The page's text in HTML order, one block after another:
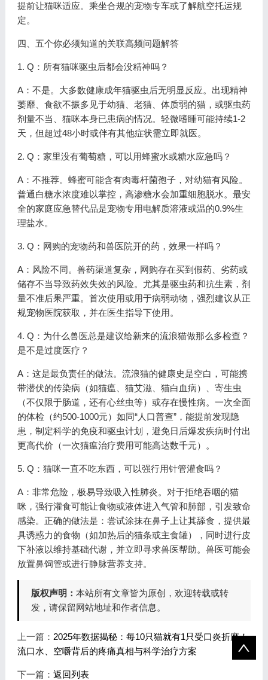
提前让猫咪适应。乘坐合规的宠物专车或了解航空托运规
定。
四、五个你必须知道的关联高频问题解答
1. Q：所有猫咪驱虫后都会没精神吗？
A：不是。大多数健康成年猫驱虫后无明显反应。出现精神
萎靡、食欲不振多见于幼猫、老猫、体质弱的猫，或驱虫药
剂量不当、猫咪本身已患病的情况。轻微嗜睡可能持续1-2
天，但超过48小时或伴有其他症状需立即就医。
2. Q：家里没有葡萄糖，可以用蜂蜜水或糖水应急吗？
A：不推荐。蜂蜜可能含有肉毒杆菌孢子，对幼猫有风险。
普通白糖水浓度难以掌控，高渗糖水会加重细胞脱水。最安
全的家庭应急替代品是宠物专用电解质溶液或温的0.9%生
理盐水。
3. Q：网购的宠物药和兽医院开的药，效果一样吗？
A：风险不同。兽药渠道复杂，网购存在买到假药、劣药或
储存不当导致药效失效的风险。尤其是驱虫药和抗生素，剂
量不准后果严重。首次使用或用于病弱动物，强烈建议从正
规宠物医院获取，并在医生指导下使用。
4. Q：为什么兽医总是建议给新来的流浪猫做那么多检查？
是不是过度医疗？
A：这是最负责任的做法。流浪猫的健康史是空白，可能携
带潜伏的传染病（如猫瘟、猫艾滋、猫白血病）、寄生虫
（不仅限于肠道，还有心丝虫等）或存在慢性病。一次全面
的体检（约500-1000元）如同“人口普查”，能提前发现隐
患，制定科学的免疫和驱虫计划，避免日后爆发疾病时付出
更高代价（一次猫瘟治疗费用可能高达数千元）。
5. Q：猫咪一直不吃东西，可以强行用针管灌食吗？
A：非常危险，极易导致吸入性肺炎。对于拒绝吞咽的猫
咪，强行灌食可能让食物或液体进入气管和肺部，引发致命
感染。正确的做法是：尝试涂抹在鼻子上让其舔食，提供最
具诱惑力的食物（如加热后的猫条或主食罐），同时进行皮
下补液以维持基础代谢，并立即寻求兽医帮助。兽医可能会
放置鼻饲管或进行静脉营养支持。
版权声明： 本站所有文章皆为原创，欢迎转载或转
发，请保留网站地址和作者信息。
上一篇： 2025年数据揭秘：每10只猫就有1只受口炎折磨！
流口水、空嚼背后的疼痛真相与科学治疗方案
下一篇： 返回列表